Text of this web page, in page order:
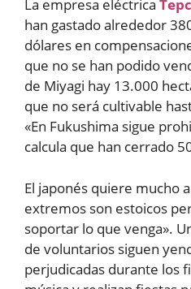
La empresa eléctrica
han gastado alrededor
dólares en
que no se han podido
de Miyagi hay 13.000
que no será cultivable
«En Fukushima sigue
calcula que han cerrado
El japonés quiere mucho
extremos son estoicos
soportar lo que venga».
de voluntarios siguen
perjudicadas durante los